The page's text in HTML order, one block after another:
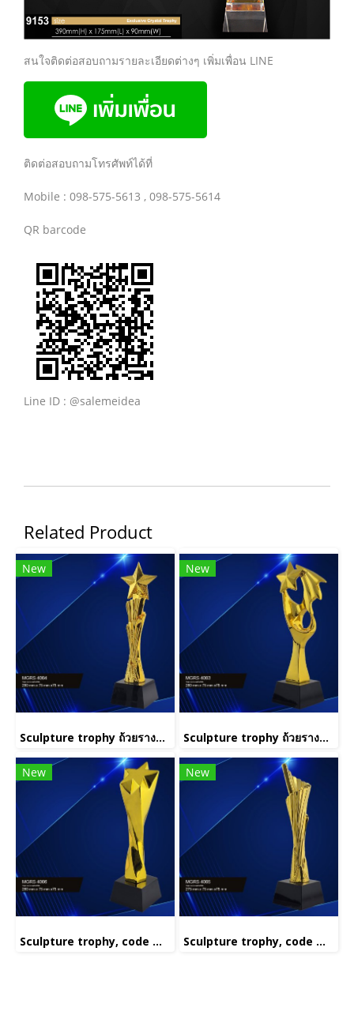
สนใจติดต่อสอบถามรายละเอียดต่างๆ เพิ่มเพื่อน LINE
ติดต่อสอบถามโทรศัพท์ได้ที่
Mobile : 098-575-5613 , 098-575-5614
QR barcode
Line ID : @salemeidea
Related Product
New
Sculpture trophy ถ้วยรางวัลประติมากรรม รหัส MGRS 4001(copy)(copy)(copy)
New
Sculpture trophy ถ้วยรางวัลประติมากรรม รหัส MGRS 4001(copy)(copy)
New
Sculpture trophy, code MGRS 4006
New
Sculpture trophy, code MGRS 4005